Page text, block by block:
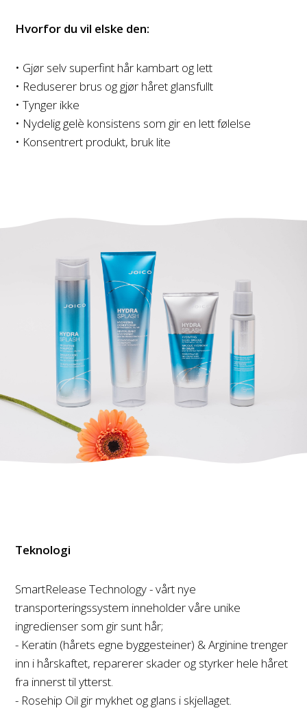
Hvorfor du vil elske den:
• Gjør selv superfint hår kambart og lett
• Reduserer brus og gjør håret glansfullt
• Tynger ikke
• Nydelig gelè konsistens som gir en lett følelse
• Konsentrert produkt, bruk lite
Teknologi
SmartRelease Technology - vårt nye
transporteringssystem inneholder våre unike
ingredienser som gir sunt hår;
- Keratin (hårets egne byggesteiner) & Arginine trenger
inn i hårskaftet, reparerer skader og styrker hele håret
fra innerst til ytterst.
- Rosehip Oil gir mykhet og glans i skjellaget.